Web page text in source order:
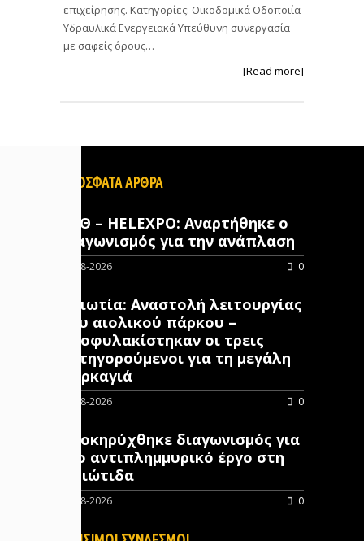
επιχείρησης. Κατηγορίες: Οικοδομικά Οδοποιία
Υδραυλικά Ενεργειακά Υπεύθυνη συνεργασία
με σαφείς όρους…
[Read more]
ΠΡΟΣΦΑΤΑ ΑΡΘΡΑ
ΔΕΘ – HELEXPO: Αναρτήθηκε ο
διαγωνισμός για την ανάπλαση
07-08-2026 0
Βοιωτία: Αναστολή λειτουργίας
του αιολικού πάρκου –
Προφυλακίστηκαν οι τρεις
κατηγορούμενοι για τη μεγάλη
πυρκαγιά
07-08-2026 0
Προκηρύχθηκε διαγωνισμός για
νέo αντιπλημμυρικό έργο στη
Φθιώτιδα
07-08-2026 0